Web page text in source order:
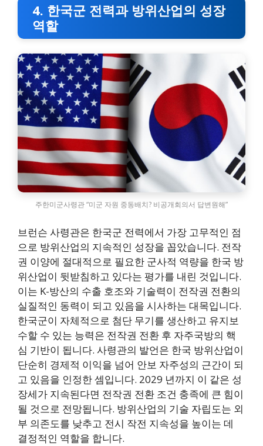
4. 한국군 전력과 방위산업의 성장
역할
주한미군사령관 “미군 자원 중동배치? 비공개회의서 답변원해”
브런슨 사령관은 한국군 전력에서 가장 고무적인 점
으로 방위산업의 지속적인 성장을 꼽았습니다. 전작
권 이양에 절대적으로 필요한 군사적 역량을 한국 방
위산업이 뒷받침하고 있다는 평가를 내린 것입니다.
이는 K-방산의 수출 호조와 기술력이 전작권 전환의
실질적인 동력이 되고 있음을 시사하는 대목입니다.
한국군이 자체적으로 첨단 무기를 생산하고 유지보
수할 수 있는 능력은 전작권 전환 후 자주국방의 핵
심 기반이 됩니다. 사령관의 발언은 한국 방위산업이
단순히 경제적 이익을 넘어 안보 자주성의 근간이 되
고 있음을 인정한 셈입니다. 2029 년까지 이 같은 성
장세가 지속된다면 전작권 전환 조건 충족에 큰 힘이
될 것으로 전망됩니다. 방위산업의 기술 자립도는 외
부 의존도를 낮추고 전시 작전 지속성을 높이는 데
결정적인 역할을 합니다.